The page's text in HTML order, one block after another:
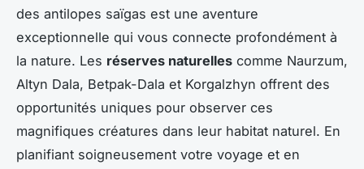
des antilopes saïgas est une aventure
exceptionnelle qui vous connecte profondément à
la nature. Les réserves naturelles comme Naurzum,
Altyn Dala, Betpak-Dala et Korgalzhyn offrent des
opportunités uniques pour observer ces
magnifiques créatures dans leur habitat naturel. En
planifiant soigneusement votre voyage et en